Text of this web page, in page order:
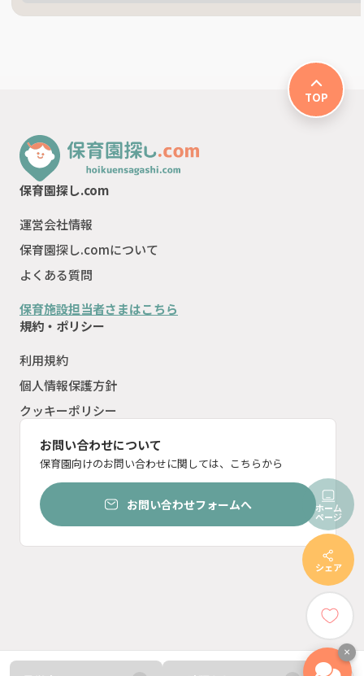
シェア
ホーム
ページ
TOP
保育園探し.com
運営会社情報
保育園探し.comについて
よくある質問
保育施設担当者さまはこちら
規約・ポリシー
利用規約
個人情報保護方針
クッキーポリシー
お問い合わせについて
保育園向けのお問い合わせに関しては、こちらから
お問い合わせフォームへ
×